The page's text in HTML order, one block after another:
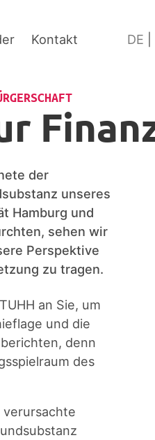
Kontakt DE
der
unseres
Hamburg und
sehen wir
Perspektive
zu tragen.
an Sie, um
und die
denn
des
verursachte